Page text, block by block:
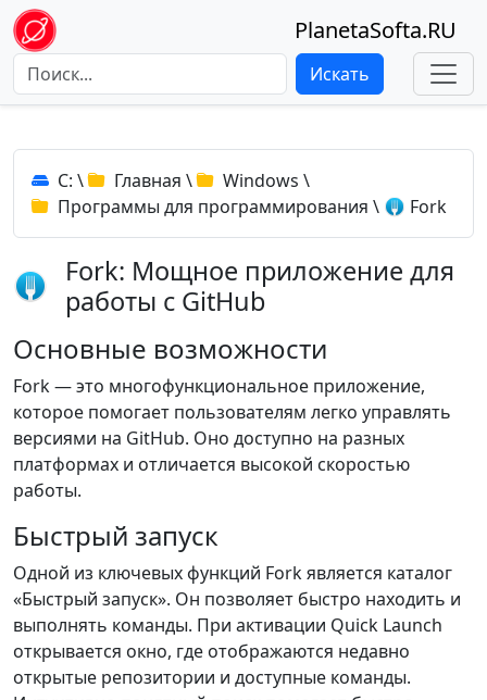
PlanetaSofta.RU
Искать
C: \ Главная \ Windows \
Программы для программирования \ Fork
Fork: Мощное приложение для
работы с GitHub
Основные возможности
Fork — это многофункциональное приложение,
которое помогает пользователям легко управлять
версиями на GitHub. Оно доступно на разных
платформах и отличается высокой скоростью
работы.
Быстрый запуск
Одной из ключевых функций Fork является каталог
«Быстрый запуск». Он позволяет быстро находить и
выполнять команды. При активации Quick Launch
открывается окно, где отображаются недавно
открытые репозитории и доступные команды.